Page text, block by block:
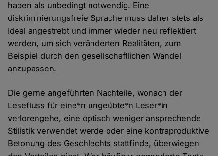
haben als unbedingt notwendig. Eine
diskriminierungsfreie Sprache muss daher stets als
Ideal angestrebt und immer wieder neu reflektiert
werden, um sich veränderten Realitäten, zum
Beispiel durch den gesellschaftlichen Wandel,
anzupassen.
Die gerne angeführten Nachteile, wonach der
Lesefluss für eine*n ungeübte*n Leser*in
verlorengehe, eine optisch weniger ansprechende
Stilistik verwendet werde oder eine kontraproduktive
Betonung des Geschlechts stattfinde, überwiegen